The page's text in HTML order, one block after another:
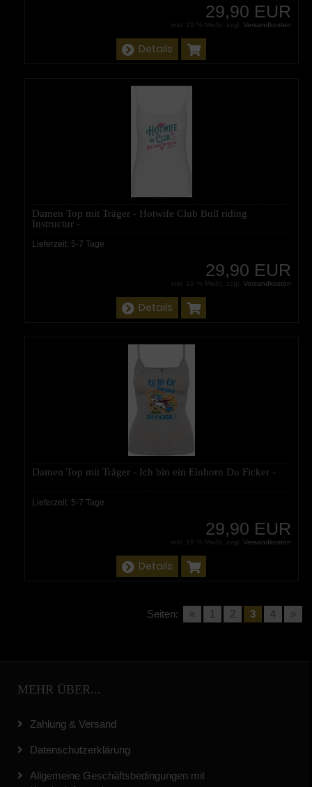
29,90 EUR
inkl. 19 % MwSt. zzgl. Versandkosten
Details
Damen Top mit Träger - Hotwife Club Bull riding
Instructur -
Lieferzeit: 5-7 Tage
29,90 EUR
inkl. 19 % MwSt. zzgl. Versandkosten
Details
Damen Top mit Träger - Ich bin ein Einhorn Du Ficker -
Lieferzeit: 5-7 Tage
29,90 EUR
inkl. 19 % MwSt. zzgl. Versandkosten
Details
Seiten: « 1 2 3 4 »
MEHR ÜBER...
Zahlung & Versand
Datenschutzerklärung
Allgemeine Geschäftsbedingungen mit